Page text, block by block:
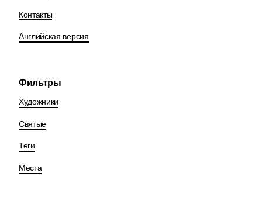
Контакты
Английская версия
Фильтры
Художники
Святые
Теги
Места